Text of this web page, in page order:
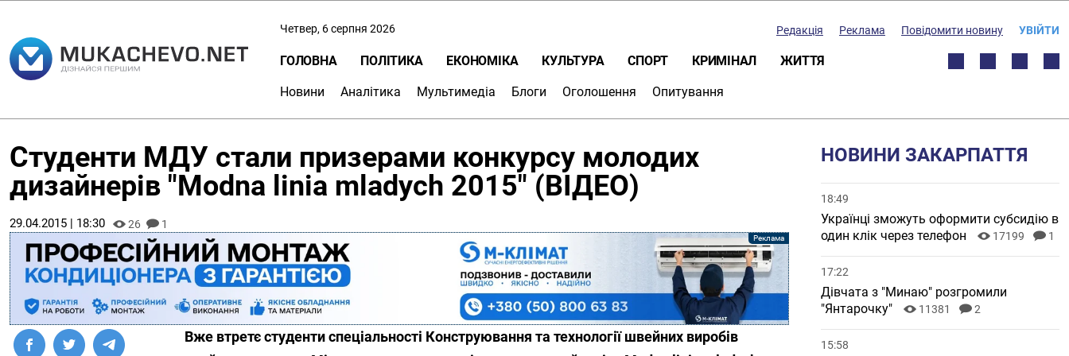
Четвер, 6 серпня 2026 Редакція Реклама Повідомити новину УВІЙТИ
ГОЛОВНА ПОЛІТИКА ЕКОНОМІКА КУЛЬТУРА СПОРТ КРИМІНАЛ ЖИТТЯ
Новини Аналітика Мультимедіа Блоги Оголошення Опитування
Студенти МДУ стали призерами конкурсу молодих
дизайнерів "Modna linia mladych 2015" (ВІДЕО)
29.04.2015 | 18:30 26 1
Вже втретє студенти спеціальності Конструювання та технології швейних виробів
НОВИНИ ЗАКАРПАТТЯ
18:49
Українці зможуть оформити субсидію в
один клік через телефон
17199 1
17:22
Дівчата з "Минаю" розгромили
"Янтарочку"
11381 2
15:58